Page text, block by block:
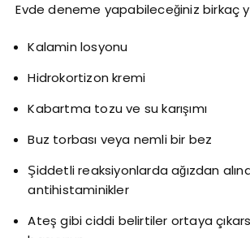
Evde deneme yapabileceğiniz birkaç
Kalamin losyonu
Hidrokortizon kremi
Kabartma tozu ve su karışımı
Buz torbası veya nemli bir bez
Şiddetli reaksiyonlarda ağızdan
antihistaminikler
Ateş gibi ciddi belirtiler ortaya